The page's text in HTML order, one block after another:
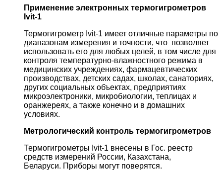
Применение электронных термогигрометров
Ivit-1
Термогигрометр Ivit-1 имеет отличные параметры по
диапазонам измерения и точности, что позволяет
использовать его для любых целей, в том числе для
контроля температурно-влажностного режима в
медицинских учреждениях, фармацевтических
производствах, детских садах, школах, санаториях,
других социальных объектах, предприятиях
микроэлектроники, микробиологии, теплицах и
оранжереях, а также конечно и в домашних
условиях.
Метрологический контроль термогигрометров
Термогигрометры Ivit-1 внесены в Гос. реестр
средств измерений России, Казахстана,
Беларуси. Приборы могут поверятся.